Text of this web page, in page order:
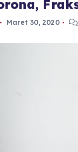
Maret 30, 2020